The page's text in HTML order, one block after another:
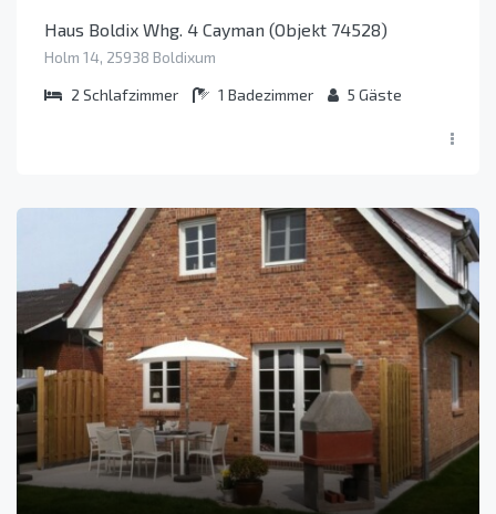
Haus Boldix Whg. 4 Cayman (Objekt 74528)
Holm 14, 25938 Boldixum
2 Schlafzimmer 1 Badezimmer 5 Gäste